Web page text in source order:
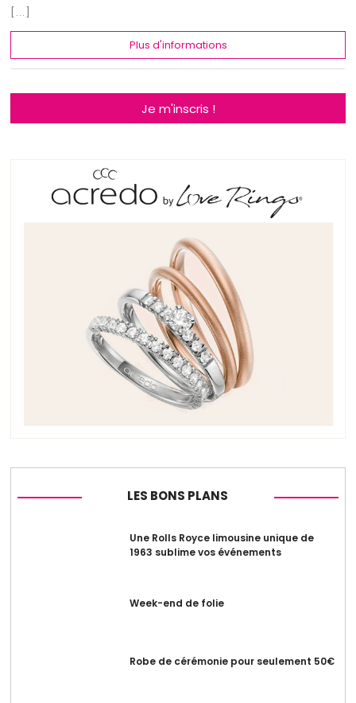
[...]
Plus d'informations
Je m'inscris !
LES BONS PLANS
Une Rolls Royce limousine unique de
1963 sublime vos événements
Week-end de folie
Robe de cérémonie pour seulement 50€